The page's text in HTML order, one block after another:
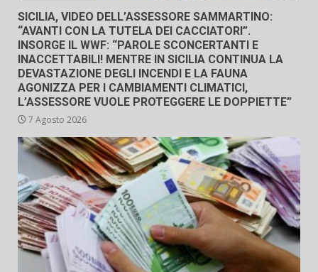
SICILIA, VIDEO DELL’ASSESSORE SAMMARTINO:
“AVANTI CON LA TUTELA DEI CACCIATORI”.
INSORGE IL WWF: “PAROLE SCONCERTANTI E
INACCETTABILI! MENTRE IN SICILIA CONTINUA LA
DEVASTAZIONE DEGLI INCENDI E LA FAUNA
AGONIZZA PER I CAMBIAMENTI CLIMATICI,
L’ASSESSORE VUOLE PROTEGGERE LE DOPPIETTE”
7 Agosto 2026